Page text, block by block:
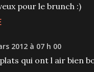
pour le brunch :)
2012 à 07 h 00
qui ont l air bien